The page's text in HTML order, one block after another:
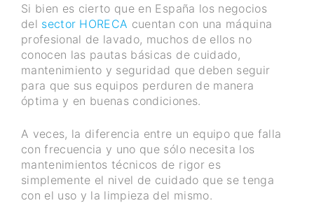
Si bien es cierto que en España los negocios
del sector HORECA cuentan con una máquina
profesional de lavado, muchos de ellos no
conocen las pautas básicas de cuidado,
mantenimiento y seguridad que deben seguir
para que sus equipos perduren de manera
óptima y en buenas condiciones.
A veces, la diferencia entre un equipo que falla
con frecuencia y uno que sólo necesita los
mantenimientos técnicos de rigor es
simplemente el nivel de cuidado que se tenga
con el uso y la limpieza del mismo.